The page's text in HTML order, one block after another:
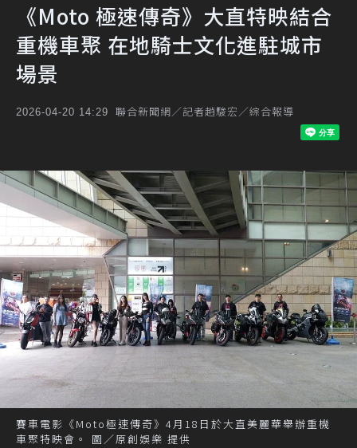
《Moto 極速傳奇》大直特映結合
重機車聚 在地騎士文化進駐城市
場景
2026-04-20 14:29 聯合新聞網／記者趙駿宏／綜合報導
賽車電影《Moto極速傳奇》4月18日於大直美麗華舉辦重機
車聚特映會。 圖／原創娛樂 提供